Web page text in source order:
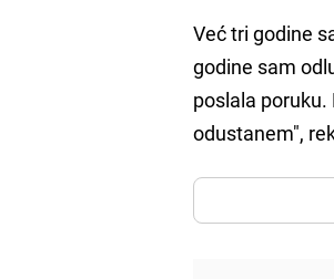
Već tri godine
godine sam
poslala
odustanem",